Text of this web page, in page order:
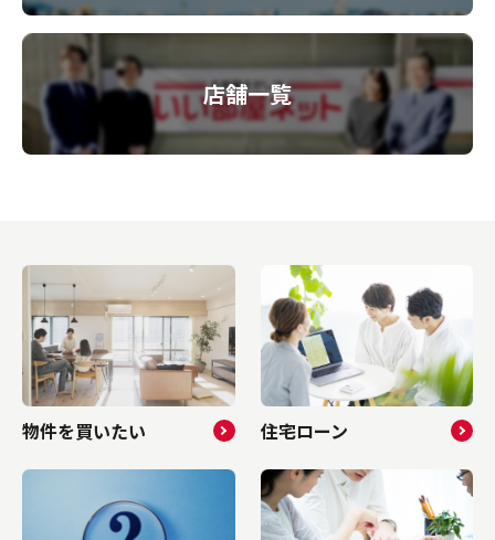
店舗一覧
物件を買いたい 住宅ローン